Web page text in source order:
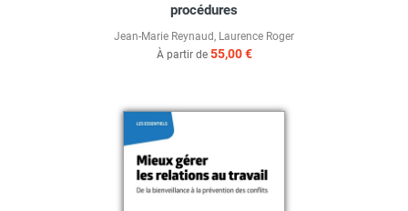
procédures
Jean-Marie Reynaud, Laurence Roger
À partir de 55,00 €